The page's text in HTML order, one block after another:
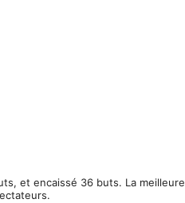
et encaissé 36 buts. La meilleure